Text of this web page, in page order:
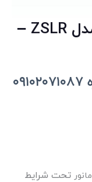
خط کش اهمی Ziasiot مدل ZSLR –
جهت استعلام قیمت با شماره ۰۹۱۰۲۰۷۱۰۸۷
مانور تحت شرایط